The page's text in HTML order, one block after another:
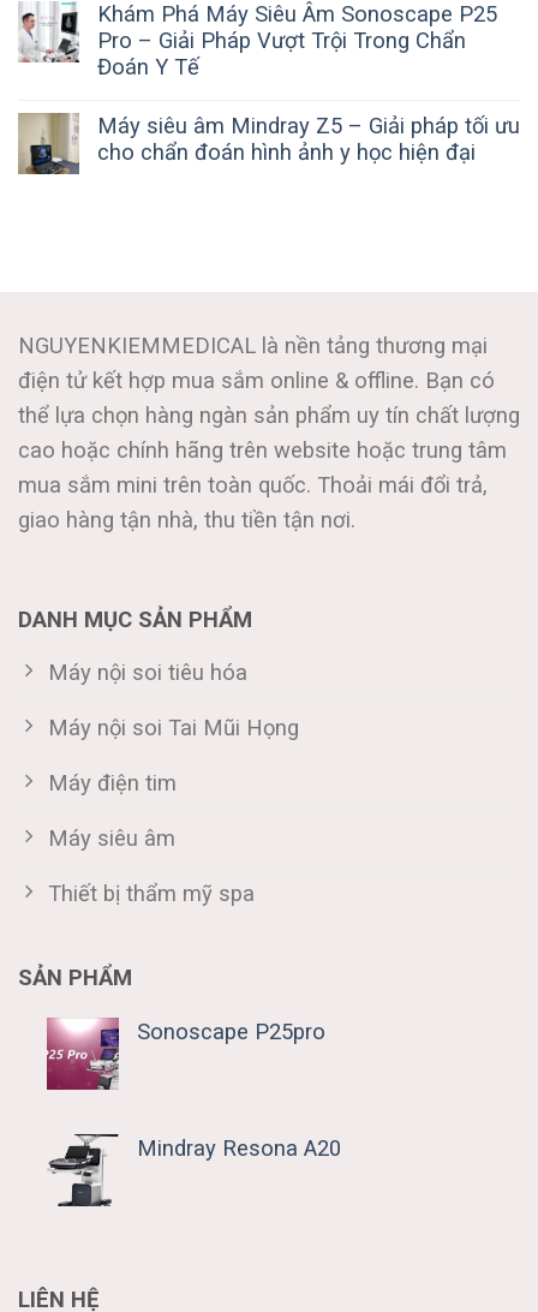
Khám Phá Máy Siêu Âm Sonoscape P25
Pro – Giải Pháp Vượt Trội Trong Chẩn
Đoán Y Tế
Máy siêu âm Mindray Z5 – Giải pháp tối ưu
cho chẩn đoán hình ảnh y học hiện đại
NGUYENKIEMMEDICAL là nền tảng thương mại
điện tử kết hợp mua sắm online & offline. Bạn có
thể lựa chọn hàng ngàn sản phẩm uy tín chất lượng
cao hoặc chính hãng trên website hoặc trung tâm
mua sắm mini trên toàn quốc. Thoải mái đổi trả,
giao hàng tận nhà, thu tiền tận nơi.
DANH MỤC SẢN PHẨM
Máy nội soi tiêu hóa
Máy nội soi Tai Mũi Họng
Máy điện tim
Máy siêu âm
Thiết bị thẩm mỹ spa
SẢN PHẨM
Sonoscape P25pro
Mindray Resona A20
LIÊN HỆ